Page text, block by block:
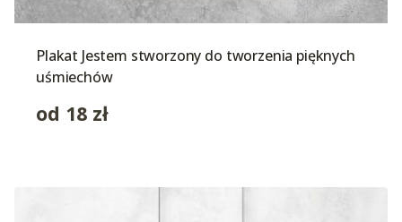
Plakat Jestem stworzony do tworzenia pięknych
uśmiechów
od 18 zł